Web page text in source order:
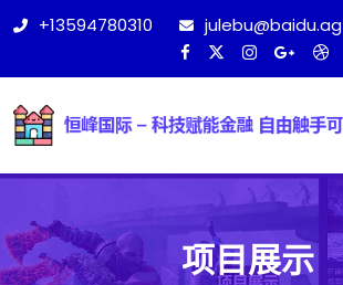
+13594780310 julebu@baidu.ag
项目展示